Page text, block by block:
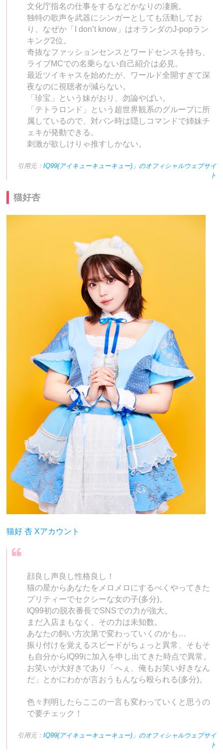
文化庁指名の仕事をするなどかなりの凄腕。
独特の歌声を武器にシンガーとしても活動してお
り、なぜか「I don’t know」はオランダのJ-popラン
キング2位。
奇抜なファッションセンスとワードセンスを持ち、
ライブMCでの名乗らない自己紹介は必見。
最近ツイキャスを始めたが、ワールド全開すぎて深
夜なのに視聴者が減らない。
「珍宝」という妹がおり、勿論やばい。
「テトラロンド」という超世界観系のグループに所
属しているので、対バン時は隠しコマンドで姉妹チ
ェキが発動できる。
刺激が欲しけりゃ推すしかない。
引用元： IQ99(アイキューキューキュー)」のオフィシャルウェブサイ
ト
猫好杏
猫好 杏 Xアカウント
顔良し声良し性格良し！
猫の星からあなたをメロメロにするべくやってきた
プリティーでセクシーな女の子(多分)。
IQ99初の脱衣番長でSNSでの力が強大。
まだ入店まもなく、その力は未知数。
あなたの飼い方次第で変わっていくのかも…
振り付けを覚えるスピードがちょっと異常、そもそ
も自分からIQ99に加入を申し出てきた時点で異常。
お笑いが大好きであり「へぇ、俺もお笑い好きなん
だ」とかにわかが言おうもんなら殴られる(多分)。
色々判明したらここの一言も変わっていくと思うの
で要チェック！
引用元： IQ99(アイキューキューキュー)」のオフィシャルウェブサイ
ト